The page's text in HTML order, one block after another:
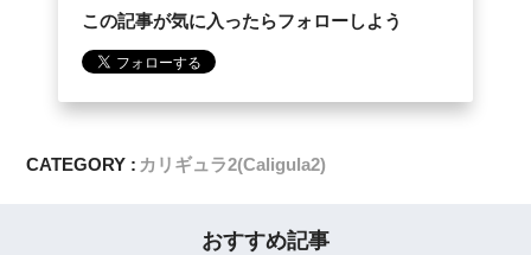
この記事が気に入ったらフォローしよう
CATEGORY : カリギュラ2(Caligula2)
おすすめ記事